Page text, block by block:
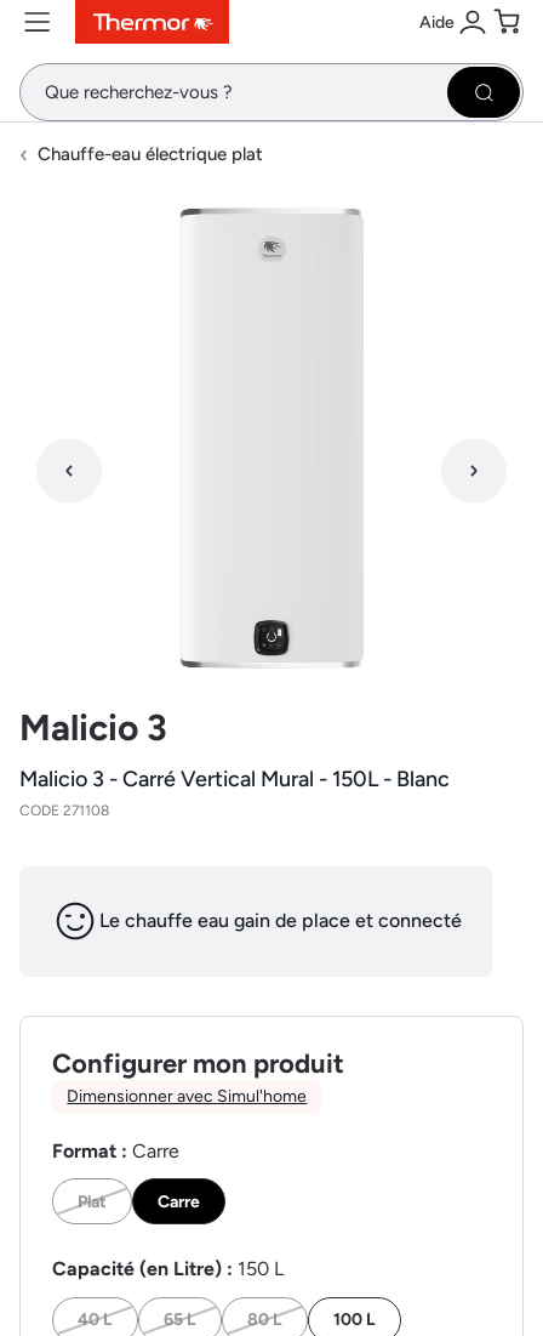
ContenuMenuRecherche Aide
Se
Chauffe-eau électrique plat
Malicio 3
Malicio 3 - Carré Vertical Mural - 150L - Blanc
CODE 271108
Le chauffe eau gain de place et connecté
Configurer mon produit
Dimensionner avec Simul'home
Format : Carre
Plat Carre
Capacité (en Litre) : 150 L
40 L 65 L 80 L 100 L